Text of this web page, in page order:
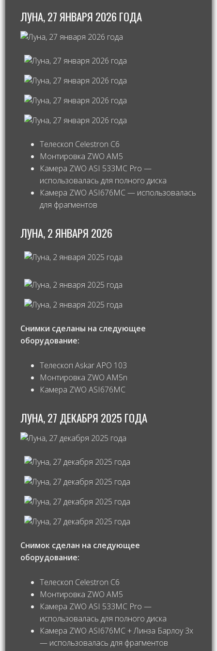
ЛУНА, 27 ЯНВАРЯ 2026 ГОДА
Телескоп Celestron С6
Монтировка ZWO AM5
Камера ZWO ASI 533MC Pro —
использовалась для полного диска
Камера ZWO ASI676MC — использовалась
для фрагментов
ЛУНА, 2 ЯНВАРЯ 2026
Снимки сделаны на следующее
оборудование:
Телескоп Askar APO 103
Монтировка ZWO AM5n
Камера ZWO ASI676MC
ЛУНА, 27 ДЕКАБРЯ 2025 ГОДА
Снимок сделан на следующее
оборудование:
Телескоп Celestron С6
Монтировка ZWO AM5
Камера ZWO ASI 533MC Pro —
использовалась для полного диска
Камера ZWO ASI676MC + Линза Барлоу 3x
— использовалась для фрагментов